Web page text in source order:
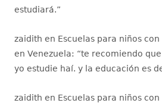
estudiará.”
zaidith en Escuelas para niños
en Venezuela: “te recomiendo
yo estudie haí. y la educación es
zaidith en Escuelas para niños